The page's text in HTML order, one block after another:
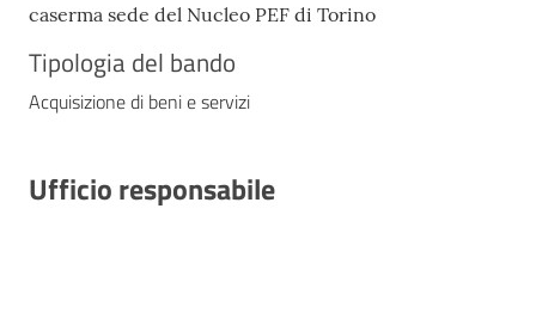
caserma sede del Nucleo PEF di Torino
Tipologia del bando
Acquisizione di beni e servizi
Ufficio responsabile